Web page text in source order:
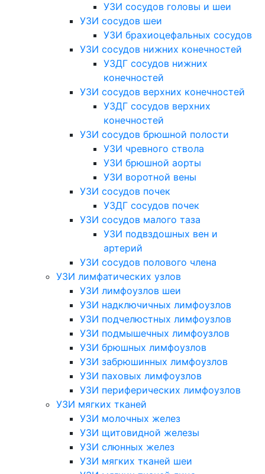
УЗИ сосудов головы и шеи
УЗИ сосудов шеи
УЗИ брахиоцефальных сосудов
УЗИ сосудов нижних конечностей
УЗДГ сосудов нижних
конечностей
УЗИ сосудов верхних конечностей
УЗДГ сосудов верхних
конечностей
УЗИ сосудов брюшной полости
УЗИ чревного ствола
УЗИ брюшной аорты
УЗИ воротной вены
УЗИ сосудов почек
УЗДГ сосудов почек
УЗИ сосудов малого таза
УЗИ подвздошных вен и
артерий
УЗИ сосудов полового члена
УЗИ лимфатических узлов
УЗИ лимфоузлов шеи
УЗИ надключичных лимфоузлов
УЗИ подчелюстных лимфоузлов
УЗИ подмышечных лимфоузлов
УЗИ брюшных лимфоузлов
УЗИ забрюшинных лимфоузлов
УЗИ паховых лимфоузлов
УЗИ периферических лимфоузлов
УЗИ мягких тканей
УЗИ молочных желез
УЗИ щитовидной железы
УЗИ слюнных желез
УЗИ мягких тканей шеи